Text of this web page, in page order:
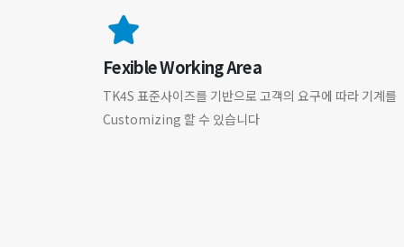
Fexible Working Area
TK4S 표준사이즈를 기반으로 고객의 요구에 따라 기계를
Customizing 할 수 있습니다